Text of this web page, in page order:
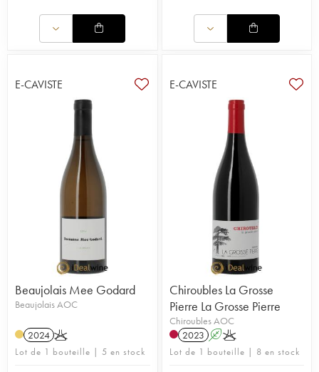
E-CAVISTE
Beaujolais Mee Godard
Beaujolais AOC
2024 K
Lot de 1 bouteille | 5 en stock
E-CAVISTE
Chiroubles La Grosse
Pierre La Grosse Pierre
Chiroubles AOC
2023 AK
Lot de 1 bouteille | 8 en stock